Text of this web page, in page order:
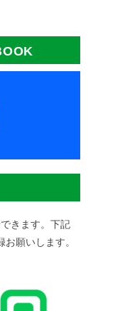
きます。下記
願いします。